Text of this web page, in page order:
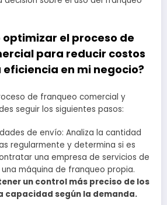
optimizar el proceso de
para reducir costos
en mi negocio?
de franqueo comercial y
seguir los siguientes pasos:
de envío: Analiza la cantidad
regularmente y determina si es
una empresa de servicios de
máquina de franqueo propia.
un control más preciso de los
capacidad según la demanda.